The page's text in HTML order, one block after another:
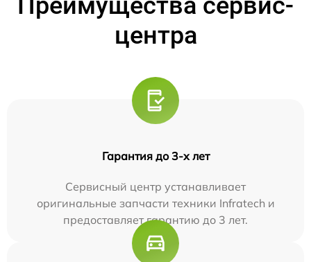
центра
Гарантия до 3-х лет
Сервисный центр устанавливает
оригинальные запчасти техники Infratech и
предоставляет гарантию до 3 лет.